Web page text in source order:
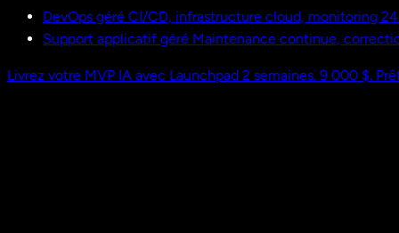
DevOps géré CI/CD, infrastructure cloud, monitoring
Support applicatif géré Maintenance continue,
Livrez votre MVP IA avec Launchpad 2 semaines. 9 000 $.